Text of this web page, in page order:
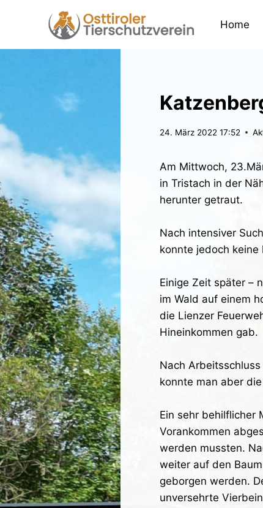
Home
24. März 2022 17:52
Am Mittwoch,
in Tristach in der
herunter getraut.
Nach intensiver
konnte jedoch
Einige Zeit später –
im Wald auf einem
die Lienzer
Hineinkommen gab.
Nach
konnte man aber
Ein sehr behilflicher
Vorankommen
werden mussten.
weiter auf den
geborgen werden.
unversehrte